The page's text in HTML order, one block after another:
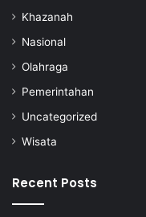
Khazanah
Nasional
Olahraga
Pemerintahan
Uncategorized
Wisata
Recent Posts